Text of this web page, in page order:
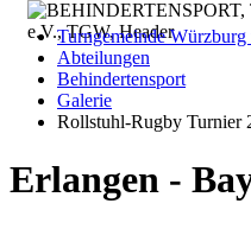
Turngemeinde
Abteilungen
Behindertensport
Galerie
Rollstuhl-Rugby Turnier
Erlangen -